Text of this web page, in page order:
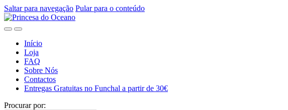
Saltar para navegação Pular para o conteúdo
Início
Loja
FAQ
Sobre Nós
Contactos
Entregas Gratuitas no Funchal a partir de 30€
Procurar por: